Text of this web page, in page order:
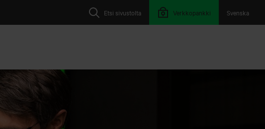
Svenska
Etsi sivustolta Verkkopankki